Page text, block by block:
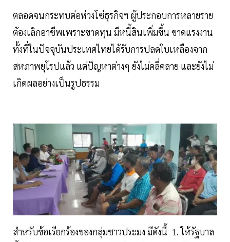
ตลอดจนกระทบต่อห่วงโซ่ธุรกิจฯ ผู้ประกอบการหลายราย
ต้องเลิกอาชีพเพราะขาดทุน มีหนี้สินเพิ่มขึ้น ขาดแรงงาน
ทั้งที่ในปัจจุบันประเทศไทยได้รับการปลดใบเหลืองจาก
สหภาพยุโรปแล้ว แต่ปัญหาต่างๆ ยังไม่คลี่คลาย และยังไม่
เกิดผลอย่างเป็นรูปธรรม
สำหรับข้อเรียกร้องของกลุ่มชาวประมง มีดังนี้ 1. ให้รัฐบาล